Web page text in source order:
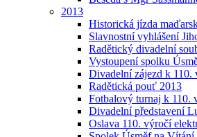
2013
Historická jízda
Slavnostní vyhlášení
Radětický divadelní
Vystoupení spolku
Divadelní zájezd k 110.
Radětická pouť 2013
Fotbalový turnaj k 110.
Divadelní představení
Oslava 110. výročí